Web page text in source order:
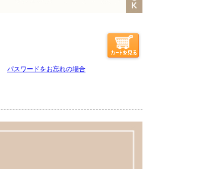
パスワードをお忘れの場合